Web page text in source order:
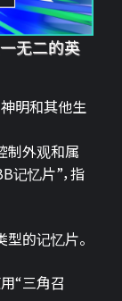
无二的英
明和其他生
制外观和属
记忆片”，指
的记忆片。
“三角召